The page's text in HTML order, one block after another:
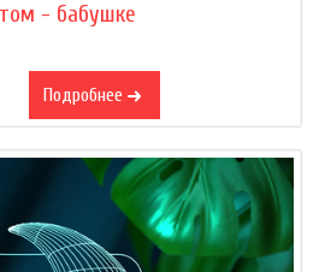
- бабушке
Подробнее